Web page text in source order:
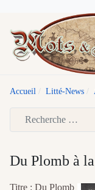
Accueil Litté-News
Du Plomb à
Titre : Du Plomb